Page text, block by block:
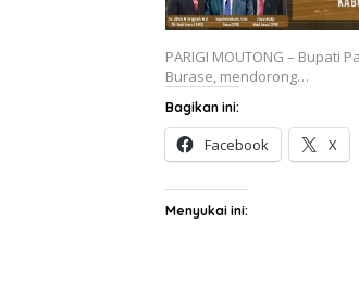
PARIGI MOUTONG – Bupati
Burase, mendorong…
Bagikan ini:
Facebook X
Menyukai ini: